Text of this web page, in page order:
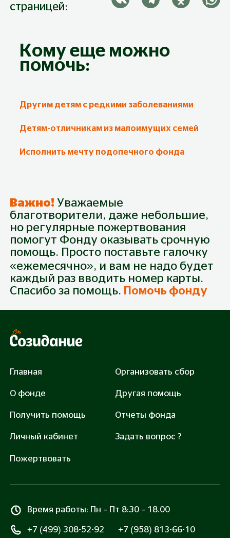
страницей:
Кому еще можно
помочь:
Другим детям с редкими заболеваниями
Детям-отличникам из малоимущих семей
Исполнить мечту подопечного фонда
Пожертвование
Собрано0 Будьте первым! 645 000
3 000 руб.
Закрыть сбор: 645000 руб.
Помочь
данных
Все транзакции защищены сертификатом SSL
Важно! Уважаемые
благотворители, даже небольшие,
но регулярные пожертвования
помогут Фонду оказывать срочную
помощь. Просто поставьте галочку
«ежемесячно», и вам не надо будет
каждый раз вводить номер карты.
Спасибо за помощь. Помочь фонду
Главная
О фонде
Получить помощь
Личный кабинет
Пожертвовать
Организовать сбор
Другая помощь
Отчеты фонда
Задать вопрос ?
Время работы: Пн – Пт 8:30 – 18.00
+7 (499) 308-52-92 +7 (958) 813-66-10